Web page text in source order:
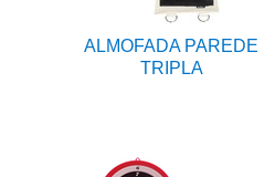
ALMOFADA PAREDE
TRIPLA